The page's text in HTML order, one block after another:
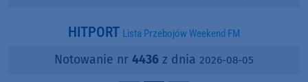
HITPORT Lista Przebojów Weekend FM
Notowanie nr 4436 z dnia 2026-08-05